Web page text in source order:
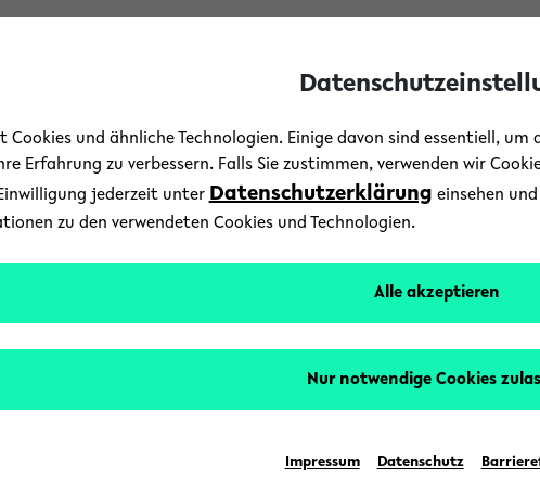
Cookies und ähnliche Technologien. Einige davon sind essentiell,
Erfahrung zu verbessern. Falls Sie zustimmen, verwenden wir
jederzeit unter Datenschutzerklärung einsehen
zu den verwendeten Cookies und Technologien.
Alle akzeptieren
Nur notwendige Cookies
Impressum Datenschutz